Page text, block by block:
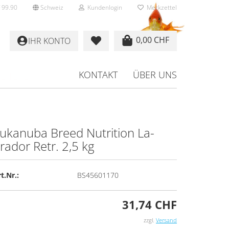
Schweiz Kundenlogin Merkzettel
0,00 CHF
IHR KONTO
KONTAKT ÜBER UNS
Breed Nu­tri­ti­on La­
Retr. 2,5 kg
BS45601170
31,74 CHF
zzgl. Versand